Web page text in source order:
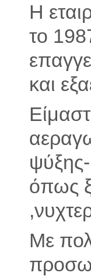
Η
το
και
όπως
Με